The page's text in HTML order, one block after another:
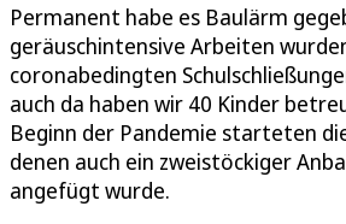
Permanent habe es Baulärm
geräuschintensive Arbeiten
coronabedingten
auch da haben wir 40 Kinder
Beginn der Pandemie starteten
denen auch ein zweistöckiger
angefügt wurde.